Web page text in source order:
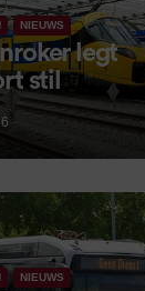
NIEUWS
legt
stil
NIEUWS